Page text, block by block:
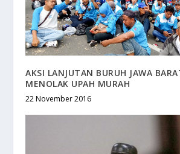
AKSI LANJUTAN BURUH JAWA
MENOLAK UPAH MURAH
22 November 2016